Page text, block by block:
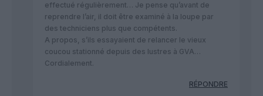
effectué régulièrement… Je pense qu’avant de
reprendre l’air, il doit être examiné à la loupe par
des techniciens plus que compétents.
A propos, s’ils essayaient de relancer le vieux
coucou stationné depuis des lustres à GVA…
Cordialement.
RÉPONDRE